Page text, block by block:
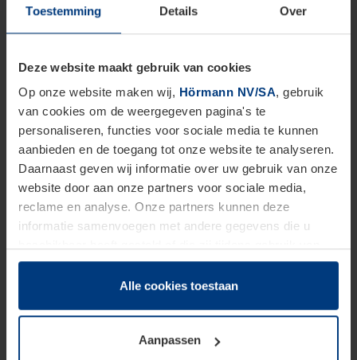
Toestemming Details Over
Deze website maakt gebruik van cookies
Op onze website maken wij, Hörmann NV/SA, gebruik
van cookies om de weergegeven pagina's te
personaliseren, functies voor sociale media te kunnen
aanbieden en de toegang tot onze website te analyseren.
Daarnaast geven wij informatie over uw gebruik van onze
website door aan onze partners voor sociale media,
reclame en analyse. Onze partners kunnen deze
informatie samenvoegen met andere gegevens die u
hun diensten hebben verzameld.
Juridisch hebben wij het recht om cookies op uw
van deze pagina's absoluut vereist is. Voor alle andere
soorten cookies is uw toestemming benodigd. Uw
Alle cookies toestaan
Aanpassen